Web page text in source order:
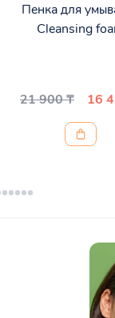
Пенка для
Cleansing
21 900 ₸ 16